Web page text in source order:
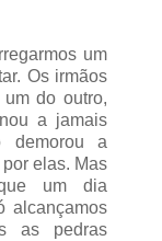
um
Os irmãos
do outro,
a jamais
demorou a
elas. Mas
um dia
alcançamos
as pedras